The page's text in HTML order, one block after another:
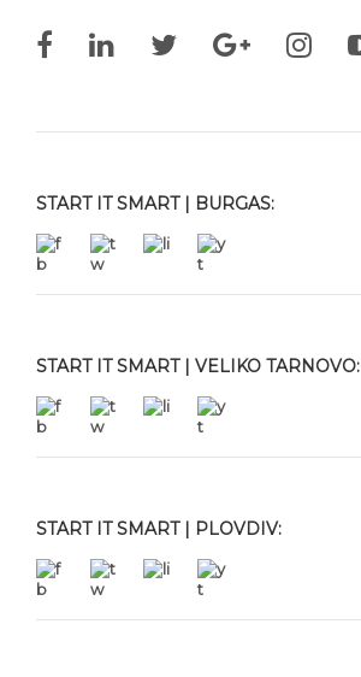
START IT SMART | BURGAS:
START IT SMART | VELIKO TARNOVO:
START IT SMART | PLOVDIV: